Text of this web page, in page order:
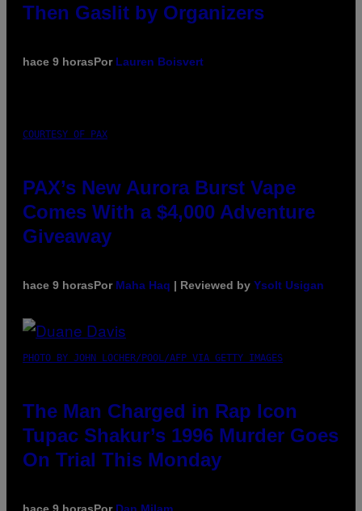
Then Gaslit by Organizers
hace 9 horasPor Lauren Boisvert
COURTESY OF PAX
PAX’s New Aurora Burst Vape
Comes With a $4,000 Adventure
Giveaway
hace 9 horasPor Maha Haq | Reviewed by Ysolt Usigan
PHOTO BY JOHN LOCHER/POOL/AFP VIA GETTY IMAGES
The Man Charged in Rap Icon
Tupac Shakur’s 1996 Murder Goes
On Trial This Monday
hace 9 horasPor Dan Milam